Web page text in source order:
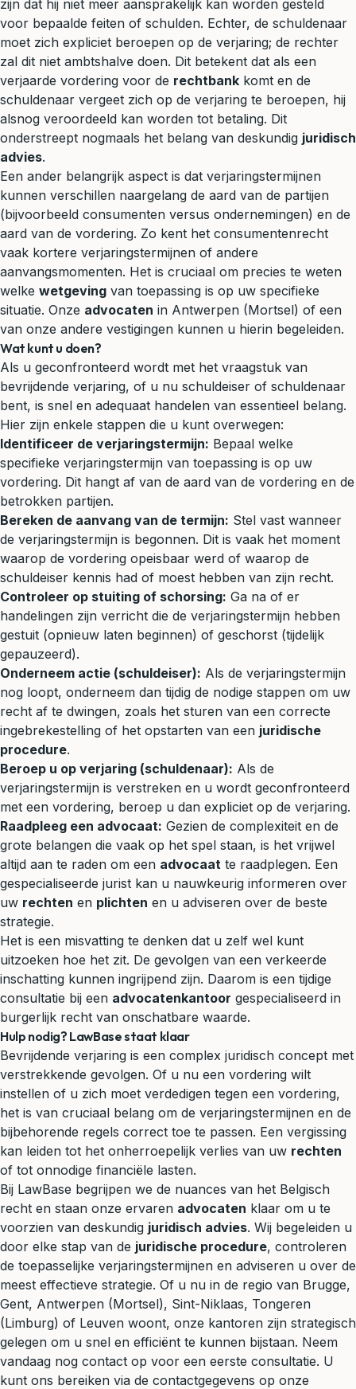
zijn dat hij niet meer aansprakelijk kan worden gesteld
voor bepaalde feiten of schulden. Echter, de schuldenaar
moet zich expliciet beroepen op de verjaring; de rechter
zal dit niet ambtshalve doen. Dit betekent dat als een
verjaarde vordering voor de rechtbank komt en de
schuldenaar vergeet zich op de verjaring te beroepen, hij
alsnog veroordeeld kan worden tot betaling. Dit
onderstreept nogmaals het belang van deskundig juridisch
advies.
Een ander belangrijk aspect is dat verjaringstermijnen
kunnen verschillen naargelang de aard van de partijen
(bijvoorbeeld consumenten versus ondernemingen) en de
aard van de vordering. Zo kent het consumentenrecht
vaak kortere verjaringstermijnen of andere
aanvangsmomenten. Het is cruciaal om precies te weten
welke wetgeving van toepassing is op uw specifieke
situatie. Onze advocaten in Antwerpen (Mortsel) of een
van onze andere vestigingen kunnen u hierin begeleiden.
Wat kunt u doen?
Als u geconfronteerd wordt met het vraagstuk van
bevrijdende verjaring, of u nu schuldeiser of schuldenaar
bent, is snel en adequaat handelen van essentieel belang.
Hier zijn enkele stappen die u kunt overwegen:
Identificeer de verjaringstermijn: Bepaal welke
specifieke verjaringstermijn van toepassing is op uw
vordering. Dit hangt af van de aard van de vordering en de
betrokken partijen.
Bereken de aanvang van de termijn: Stel vast wanneer
de verjaringstermijn is begonnen. Dit is vaak het moment
waarop de vordering opeisbaar werd of waarop de
schuldeiser kennis had of moest hebben van zijn recht.
Controleer op stuiting of schorsing: Ga na of er
handelingen zijn verricht die de verjaringstermijn hebben
gestuit (opnieuw laten beginnen) of geschorst (tijdelijk
gepauzeerd).
Onderneem actie (schuldeiser): Als de verjaringstermijn
nog loopt, onderneem dan tijdig de nodige stappen om uw
recht af te dwingen, zoals het sturen van een correcte
ingebrekestelling of het opstarten van een juridische
procedure.
Beroep u op verjaring (schuldenaar): Als de
verjaringstermijn is verstreken en u wordt geconfronteerd
met een vordering, beroep u dan expliciet op de verjaring.
Raadpleeg een advocaat: Gezien de complexiteit en de
grote belangen die vaak op het spel staan, is het vrijwel
altijd aan te raden om een advocaat te raadplegen. Een
gespecialiseerde jurist kan u nauwkeurig informeren over
uw rechten en plichten en u adviseren over de beste
strategie.
Het is een misvatting te denken dat u zelf wel kunt
uitzoeken hoe het zit. De gevolgen van een verkeerde
inschatting kunnen ingrijpend zijn. Daarom is een tijdige
consultatie bij een advocatenkantoor gespecialiseerd in
burgerlijk recht van onschatbare waarde.
Hulp nodig? LawBase staat klaar
Bevrijdende verjaring is een complex juridisch concept met
verstrekkende gevolgen. Of u nu een vordering wilt
instellen of u zich moet verdedigen tegen een vordering,
het is van cruciaal belang om de verjaringstermijnen en de
bijbehorende regels correct toe te passen. Een vergissing
kan leiden tot het onherroepelijk verlies van uw rechten
of tot onnodige financiële lasten.
Bij LawBase begrijpen we de nuances van het Belgisch
recht en staan onze ervaren advocaten klaar om u te
voorzien van deskundig juridisch advies. Wij begeleiden u
door elke stap van de juridische procedure, controleren
de toepasselijke verjaringstermijnen en adviseren u over de
meest effectieve strategie. Of u nu in de regio van Brugge,
Gent, Antwerpen (Mortsel), Sint-Niklaas, Tongeren
(Limburg) of Leuven woont, onze kantoren zijn strategisch
gelegen om u snel en efficiënt te kunnen bijstaan. Neem
vandaag nog contact op voor een eerste consultatie. U
kunt ons bereiken via de contactgegevens op onze